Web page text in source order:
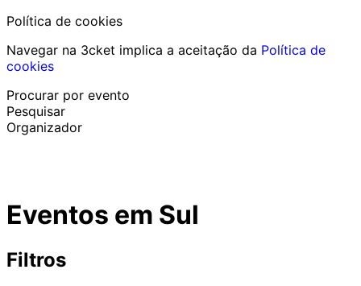
Política de cookies
Navegar na 3cket implica a aceitação da Política de
cookies
Procurar por evento
Pesquisar
Organizador
Ajuda ao participantePerdi o meu bilhete
Eventos em Sul
Filtros